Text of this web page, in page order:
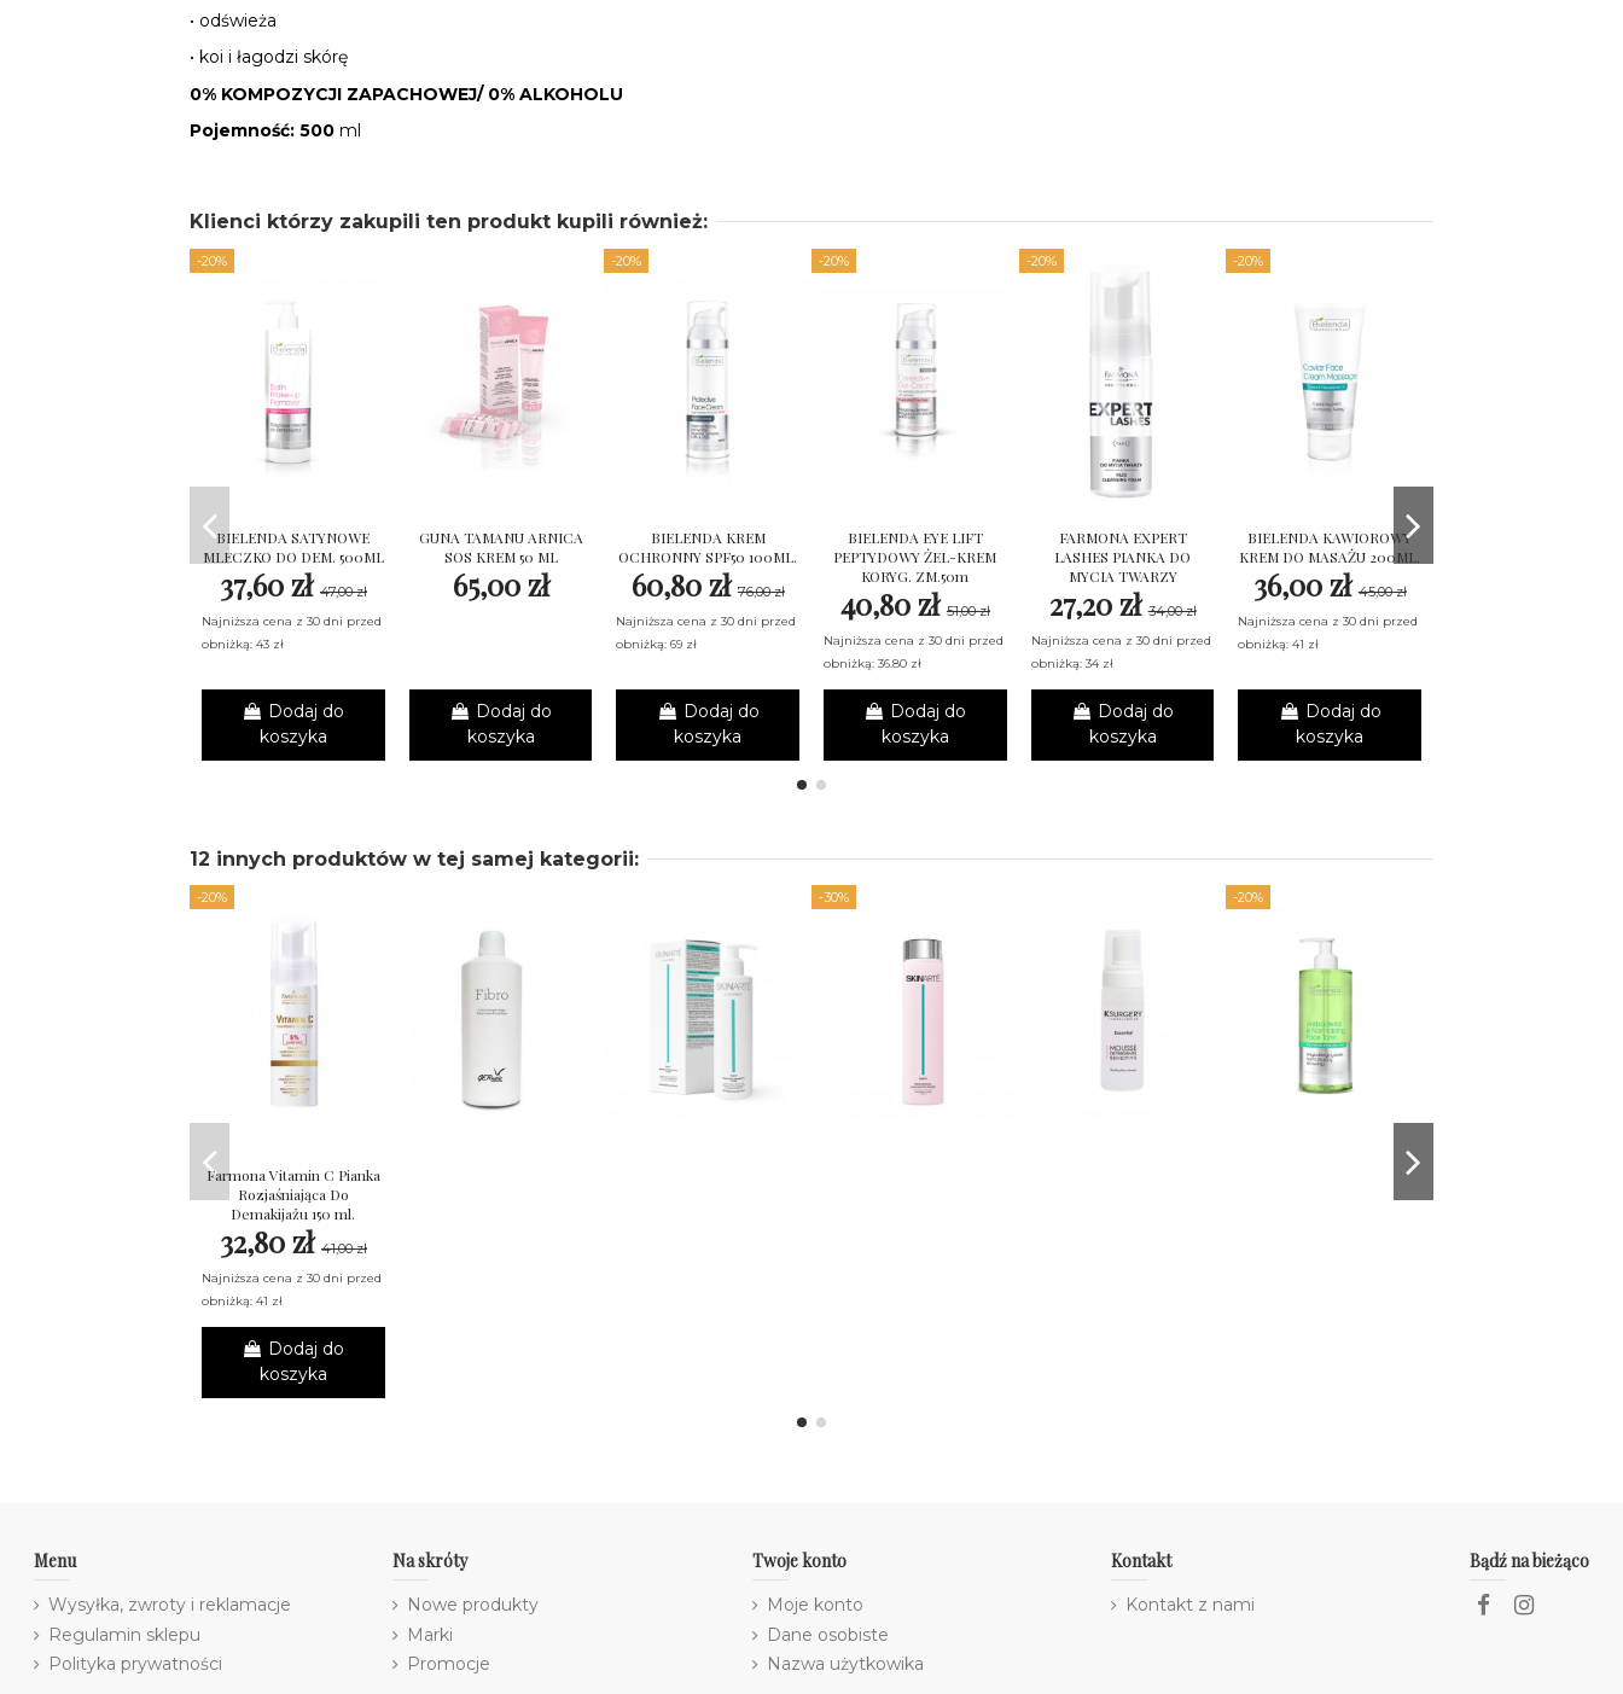
• odświeża
• koi i łagodzi skórę
0% KOMPOZYCJI ZAPACHOWEJ/ 0% ALKOHOLU
Pojemność: 500 ml
Klienci którzy zakupili ten produkt kupili również:
-20%
BIELENDA SATYNOWE
MLECZKO DO DEM. 500ML
37,60 zł 47,00 zł
Najniższa cena z 30 dni przed
obniżką: 43 zł
Dodaj do
koszyka
GUNA TAMANU ARNICA
SOS KREM 50 ML
65,00 zł
Dodaj do
koszyka
-20%
BIELENDA KREM
OCHRONNY SPF50 100ML.
60,80 zł76,00 zł
Najniższa cena z 30 dni przed
obniżką: 69 zł
Dodaj do
koszyka
-20%
BIELENDA EYE LIFT
PEPTYDOWY ŻEL-KREM
KORYG. ZM.50m
40,80 zł 51,00 zł
Najniższa cena z 30 dni przed
obniżką: 36.80 zł
Dodaj do
koszyka
-20%
FARMONA EXPERT
LASHES PIANKA DO
MYCIA TWARZY
27,20 zł34,00 zł
Najniższa cena z 30 dni przed
obniżką: 34 zł
Dodaj do
koszyka
-20%
BIELENDA KAWIOROWY
KREM DO MASAŻU 200ML.
36,00 zł45,00 zł
Najniższa cena z 30 dni przed
obniżką: 41 zł
Dodaj do
koszyka
12 innych produktów w tej samej kategorii:
-20%
Farmona Vitamin C Pianka
Rozjaśniająca Do
Demakijażu 150 ml.
32,80 zł 41,00 zł
Najniższa cena z 30 dni przed
obniżką: 41 zł
Dodaj do
koszyka
-30% -20%
Menu
Wysyłka, zwroty i reklamacje
Regulamin sklepu
Polityka prywatności
Na skróty
Nowe produkty
Marki
Promocje
Twoje konto
Moje konto
Dane osobiste
Nazwa użytkowika
Kontakt
Kontakt z nami
Bądź na bieżąco